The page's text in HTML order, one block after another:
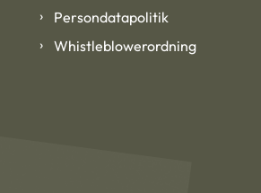
Persondatapolitik
Whistleblowerordning